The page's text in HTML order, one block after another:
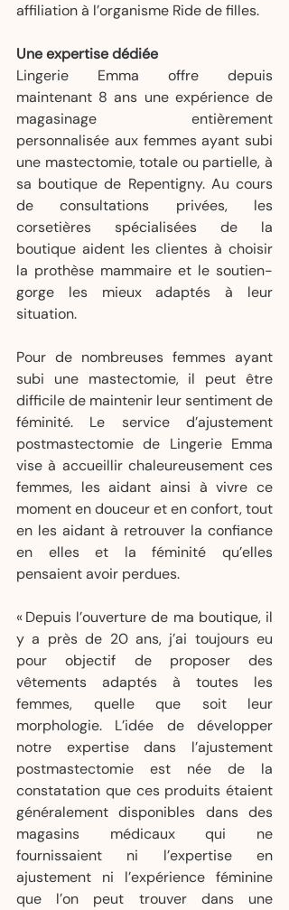
affiliation à l’organisme Ride de filles.
Une expertise dédiée
Lingerie Emma offre depuis
maintenant 8 ans une expérience de
magasinage entièrement
personnalisée aux femmes ayant subi
une mastectomie, totale ou partielle, à
sa boutique de Repentigny. Au cours
de consultations privées, les
corsetières spécialisées de la
boutique aident les clientes à choisir
la prothèse mammaire et le soutien-
gorge les mieux adaptés à leur
situation.
Pour de nombreuses femmes ayant
subi une mastectomie, il peut être
difficile de maintenir leur sentiment de
féminité. Le service d’ajustement
postmastectomie de Lingerie Emma
vise à accueillir chaleureusement ces
femmes, les aidant ainsi à vivre ce
moment en douceur et en confort, tout
en les aidant à retrouver la confiance
en elles et la féminité qu’elles
pensaient avoir perdues.
« Depuis l’ouverture de ma boutique, il
y a près de 20 ans, j’ai toujours eu
pour objectif de proposer des
vêtements adaptés à toutes les
femmes, quelle que soit leur
morphologie. L’idée de développer
notre expertise dans l’ajustement
postmastectomie est née de la
constatation que ces produits étaient
généralement disponibles dans des
magasins médicaux qui ne
fournissaient ni l’expertise en
ajustement ni l’expérience féminine
que l’on peut trouver dans une